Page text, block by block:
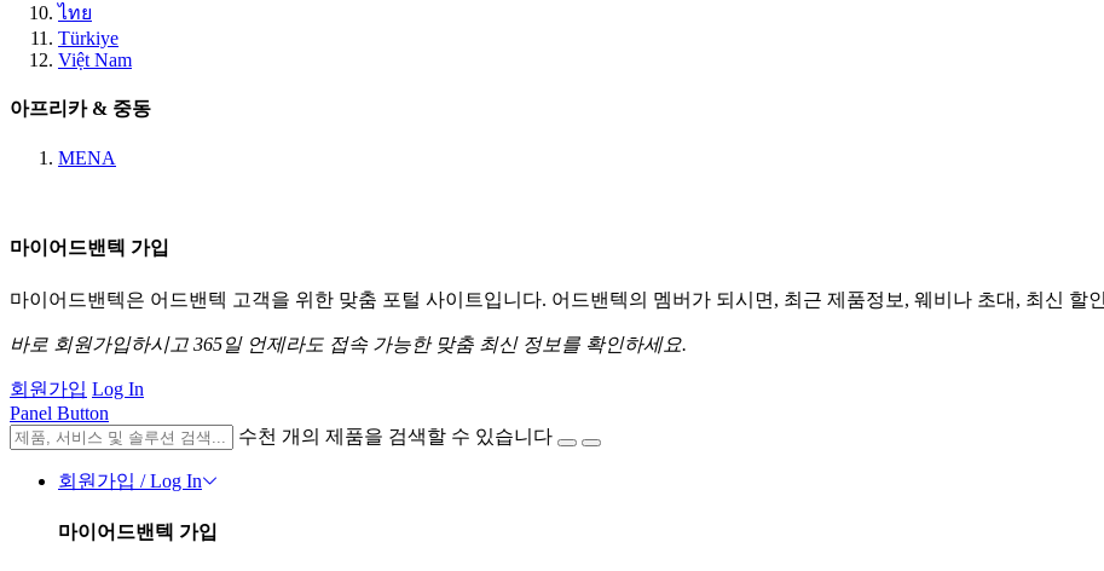
ไทย
Türkiye
Việt Nam
아프리카 & 중동
MENA
마이어드밴텍 가입
마이어드밴텍은 어드밴텍 고객을 위한 맞춤 포털 사이트입니다. 어드밴텍의 멤버가 되시면, 최근 제품정보, 웨비나 초대, 최신 할
바로 회원가입하시고 365일 언제라도 접속 가능한 맞춤 최신 정보를 확인하세요.
회원가입 Log In
Panel Button
수천 개의 제품을 검색할 수 있습니다
회원가입 / Log In
마이어드밴텍 가입